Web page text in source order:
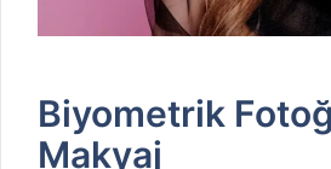
Biyometrik
Makyaj